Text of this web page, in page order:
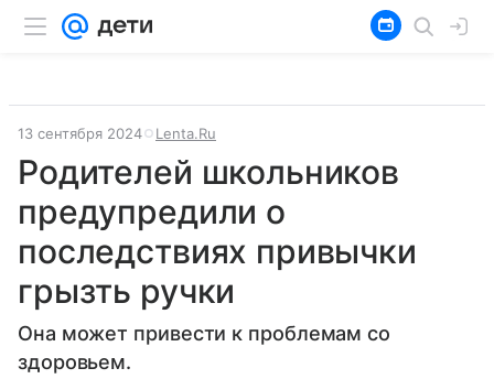
13 сентября 2024 Lenta.Ru
Родителей школьников
предупредили о
последствиях привычки
грызть ручки
Она может привести к проблемам со
здоровьем.